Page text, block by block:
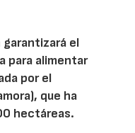
garantizará el
para alimentar
por el
que ha
hectáreas.